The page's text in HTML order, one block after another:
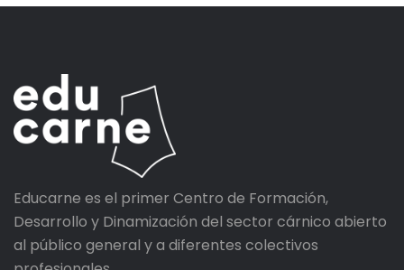
Educarne es el primer Centro de Formación,
Desarrollo y Dinamización del sector cárnico abierto
al público general y a diferentes colectivos